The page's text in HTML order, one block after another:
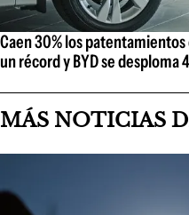
Caen 30% los
un récord y BYD se desploma
MÁS NOTICIAS